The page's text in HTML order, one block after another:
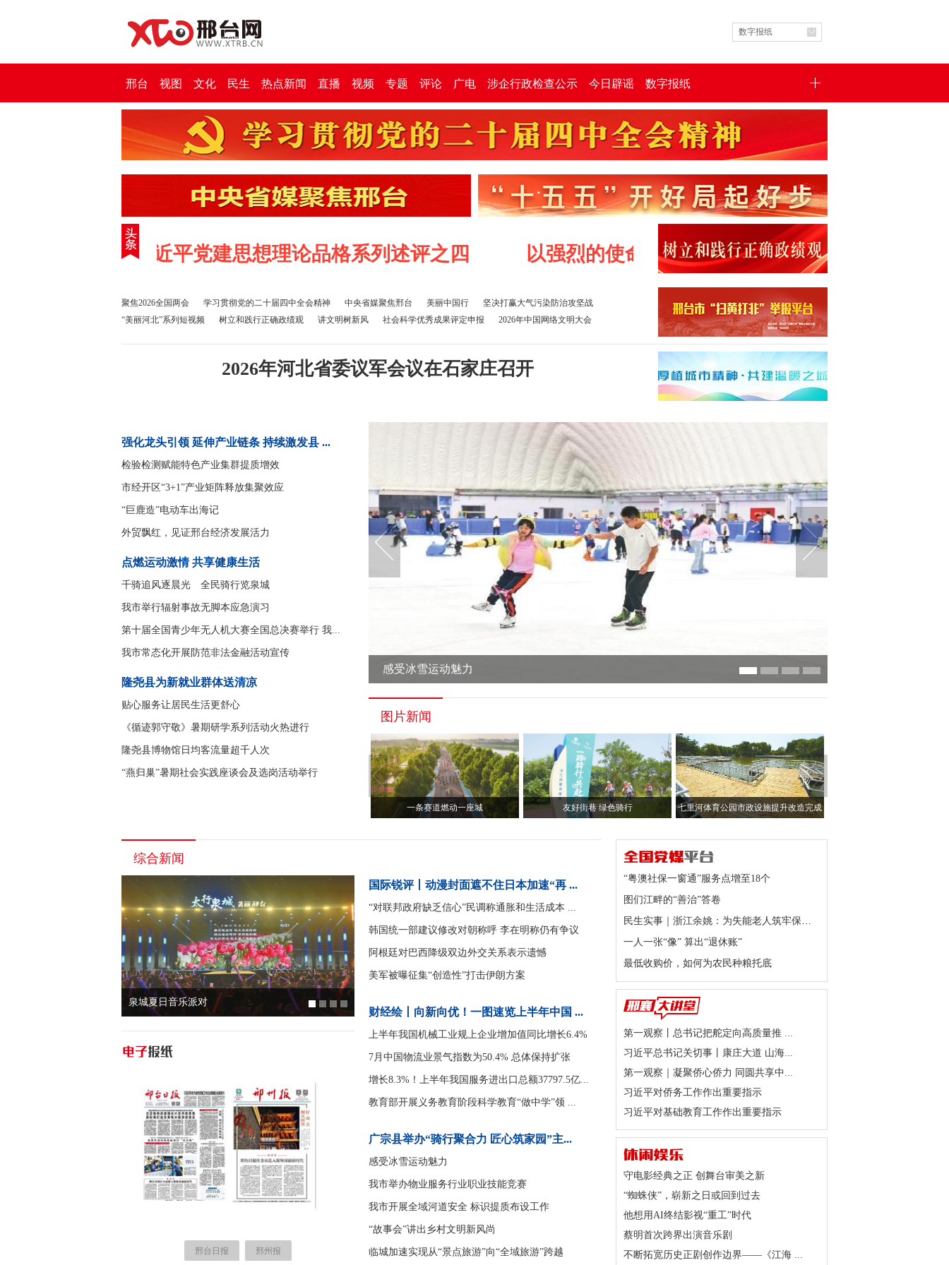
数字报纸
邢台 视图 文化 民生 热点新闻 直播 视频 专题 评论 广电 涉企行政检查公示 今日辟谣 数字报纸
兴重任——习近平党建思想理论品格系列述评之四 以强烈的使命担当勇担复兴重任——习近平党建思
聚焦2026全国两会 学习贯彻党的二十届四中全会精神 中央省媒聚焦邢台 美丽中国行
坚决打赢大气污染防治攻坚战
“美丽河北”系列短视频
树立和践行正确政绩观 讲文明树新风 社会科学优秀成果评定申报
2026年中国网络文明大会
2026年河北省委议军会议在石家庄召开
强化龙头引领 延伸产业链条 持续激发县 ...
检验检测赋能特色产业集群提质增效
市经开区“3+1”产业矩阵释放集聚效应
“巨鹿造”电动车出海记
外贸飘红，见证邢台经济发展活力
点燃运动激情 共享健康生活
千骑追风逐晨光 全民骑行览泉城
我市举行辐射事故无脚本应急演习
第十届全国青少年无人机大赛全国总决赛举行 我...
我市常态化开展防范非法金融活动宣传
隆尧县为新就业群体送清凉
贴心服务让居民生活更舒心
《循迹郭守敬》暑期研学系列活动火热进行
隆尧县博物馆日均客流量超千人次
“燕归巢”暑期社会实践座谈会及选岗活动举行
感受冰雪运动魅力
图片新闻
一条赛道燃动一座城 友好街巷 绿色骑行 七里河体育公园市政设施提升改造完成
综合新闻
泉城夏日音乐派对 绿道追风 惬意骑行
邢台日报 邢州报
国际锐评丨动漫封面遮不住日本加速“再 ...
“对联邦政府缺乏信心”民调称通胀和生活成本 ...
韩国统一部建议修改对朝称呼 李在明称仍有争议
阿根廷对巴西降级双边外交关系表示遗憾
美军被曝征集“创造性”打击伊朗方案
财经绘丨向新向优！一图速览上半年中国 ...
上半年我国机械工业规上企业增加值同比增长6.4%
7月中国物流业景气指数为50.4% 总体保持扩张
增长8.3%！上半年我国服务进出口总额37797.5亿...
教育部开展义务教育阶段科学教育“做中学”领 ...
广宗县举办“骑行聚合力 匠心筑家园”主...
感受冰雪运动魅力
我市举办物业服务行业职业技能竞赛
我市开展全域河道安全 标识提质布设工作
“故事会”讲出乡村文明新风尚
临城加速实现从“景点旅游”向“全域旅游”跨越
“粤澳社保一窗通”服务点增至18个
图们江畔的“善治”答卷
民生实事｜浙江余姚：为失能老人筑牢保障底线
一人一张“像” 算出“退休账”
最低收购价，如何为农民种粮托底
第一观察丨总书记把舵定向高质量推 ...
习近平总书记关切事丨康庄大道 山海...
第一观察｜凝聚侨心侨力 同圆共享中...
习近平对侨务工作作出重要指示
习近平对基础教育工作作出重要指示
守电影经典之正 创舞台审美之新
“蜘蛛侠”，崭新之日或回到过去
他想用AI终结影视“重工”时代
蔡明首次跨界出演音乐剧
不断拓宽历史正剧创作边界——《江海 ...